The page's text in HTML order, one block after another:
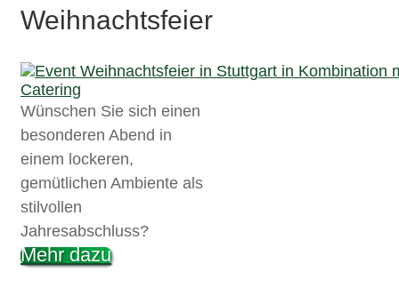
Weihnachtsfeier
Wünschen Sie sich einen
besonderen Abend in
einem lockeren,
gemütlichen Ambiente als
stilvollen
Jahresabschluss?
Mehr dazu